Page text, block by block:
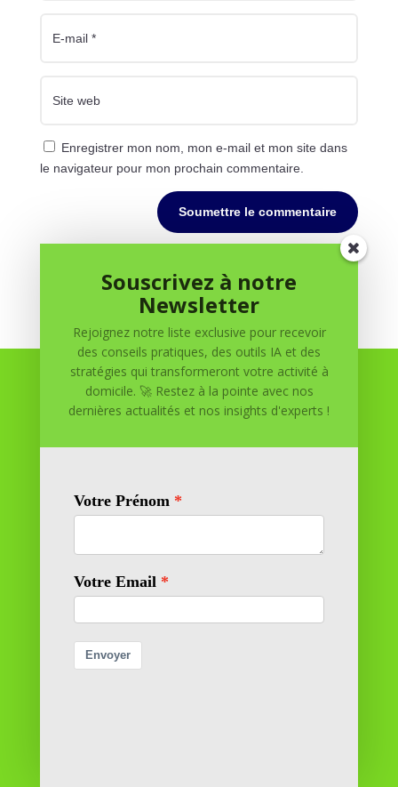
Enregistrer mon nom, mon e-mail et mon site dans
le navigateur pour mon prochain commentaire.
Soumettre le commentaire
Réussite à Domicile est votre partenaire de confiance
vous aider à réussir.
SOMMAIRE DU SITE
Souscrivez à notre
Newsletter
Rejoignez notre liste exclusive pour recevoir
des conseils pratiques, des outils IA et des
stratégies qui transformeront votre activité à
domicile. 🚀 Restez à la pointe avec nos
dernières actualités et nos insights d'experts !